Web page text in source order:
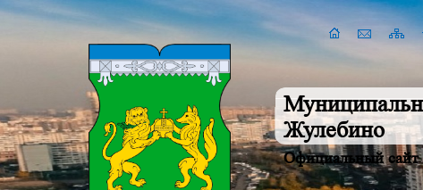
Жулебино
Официальный сайт